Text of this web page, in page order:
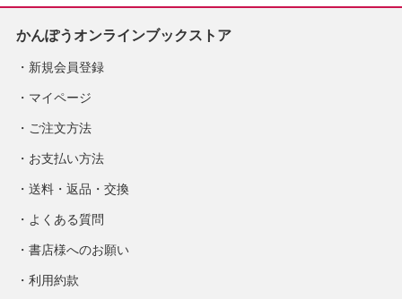
かんぽうオンラインブックストア
新規会員登録
マイページ
ご注文方法
お支払い方法
送料・返品・交換
よくある質問
書店様へのお願い
利用約款